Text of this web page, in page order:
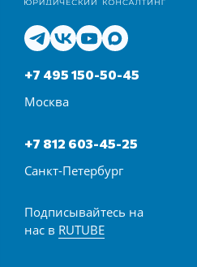
+7 495 150-50-45
Москва
+7 812 603-45-25
Санкт-Петербург
Подписывайтесь на
нас в RUTUBE